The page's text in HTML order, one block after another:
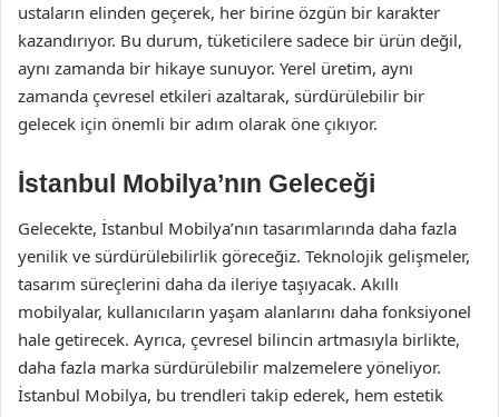
ustaların elinden geçerek, her birine özgün bir karakter
kazandırıyor. Bu durum, tüketicilere sadece bir ürün değil,
aynı zamanda bir hikaye sunuyor. Yerel üretim, aynı
zamanda çevresel etkileri azaltarak, sürdürülebilir bir
gelecek için önemli bir adım olarak öne çıkıyor.
İstanbul Mobilya’nın Geleceği
Gelecekte, İstanbul Mobilya’nın tasarımlarında daha fazla
yenilik ve sürdürülebilirlik göreceğiz. Teknolojik gelişmeler,
tasarım süreçlerini daha da ileriye taşıyacak. Akıllı
mobilyalar, kullanıcıların yaşam alanlarını daha fonksiyonel
hale getirecek. Ayrıca, çevresel bilincin artmasıyla birlikte,
daha fazla marka sürdürülebilir malzemelere yöneliyor.
İstanbul Mobilya, bu trendleri takip ederek, hem estetik